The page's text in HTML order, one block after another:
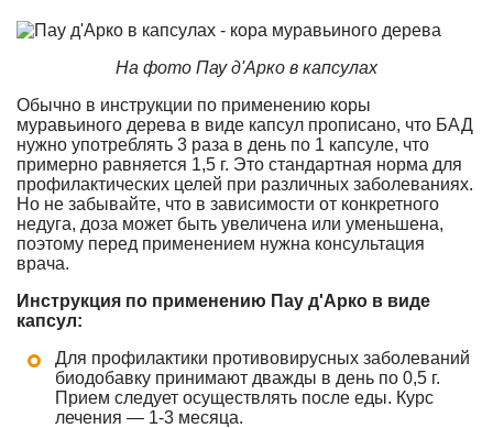
На фото Пау д'Арко в капсулах
Обычно в инструкции по применению коры
муравьиного дерева в виде капсул прописано, что БАД
нужно употреблять 3 раза в день по 1 капсуле, что
примерно равняется 1,5 г. Это стандартная норма для
профилактических целей при различных заболеваниях.
Но не забывайте, что в зависимости от конкретного
недуга, доза может быть увеличена или уменьшена,
поэтому перед применением нужна консультация
врача.
Инструкция по применению Пау д'Арко в виде
капсул:
Для профилактики противовирусных заболеваний
биодобавку принимают дважды в день по 0,5 г.
Прием следует осуществлять после еды. Курс
лечения — 1-3 месяца.